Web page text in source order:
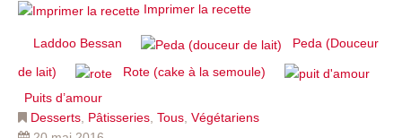
Imprimer la recette
Laddoo Bessan
Peda (Douceur
de lait)
Rote (cake à la semoule)
Puits d’amour
Desserts Pâtisseries Tous Végétariens